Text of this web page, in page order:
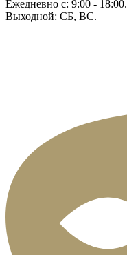
Ежедневно с: 9:00 - 18:00.
Выходной: СБ, ВС.